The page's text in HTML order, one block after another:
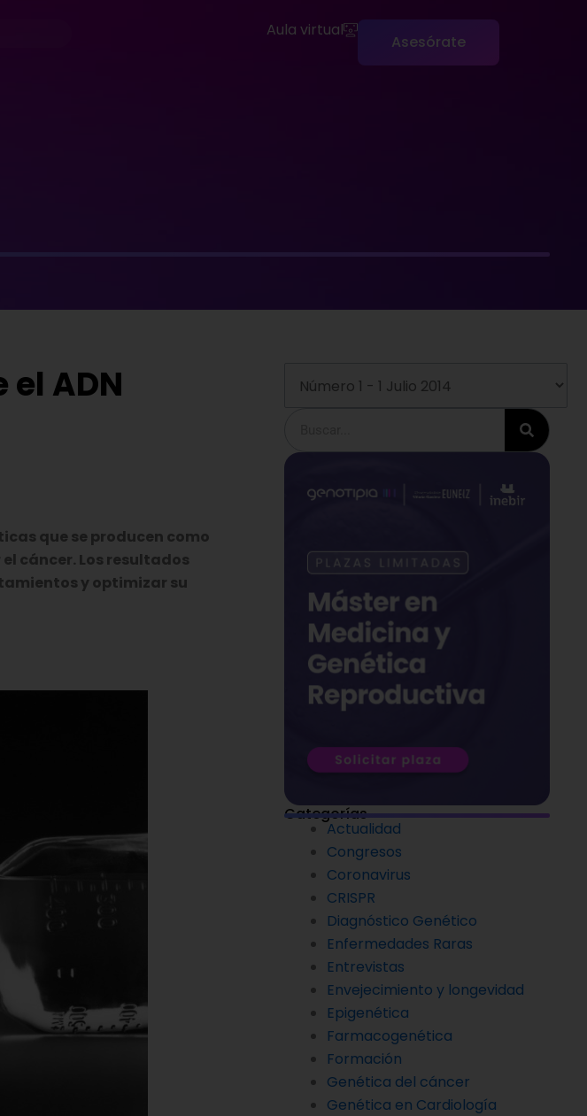
Divulgaciones Aula virtual
Asesórate
ADN
que se producen como
cáncer. Los resultados
y optimizar su
Categorías
Actualidad
Congresos
Coronavirus
CRISPR
Diagnóstico Genético
Enfermedades Raras
Entrevistas
Envejecimiento y longevidad
Epigenética
Farmacogenética
Formación
Genética del cáncer
Genética en Cardiología